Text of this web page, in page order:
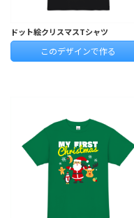
ドット絵クリスマスTシャツ
このデザインで作る